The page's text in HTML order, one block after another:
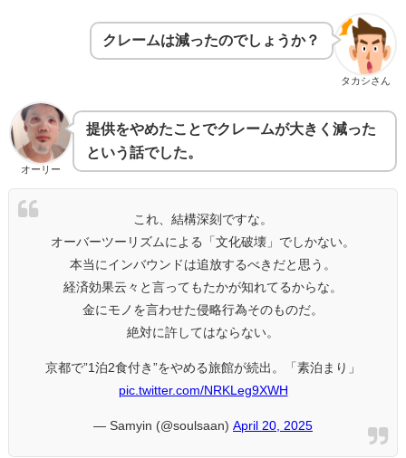
タカシさん
クレームは減ったのでしょうか？
オーリー
提供をやめたことでクレームが大きく減った
という話でした。
これ、結構深刻ですな。
オーバーツーリズムによる「文化破壊」でしかない。
本当にインバウンドは追放するべきだと思う。
経済効果云々と言ってもたかが知れてるからな。
金にモノを言わせた侵略行為そのものだ。
絶対に許してはならない。
京都で”1泊2食付き”をやめる旅館が続出。「素泊まり」
pic.twitter.com/NRKLeg9XWH
— Samyin (@soulsaan) April 20, 2025